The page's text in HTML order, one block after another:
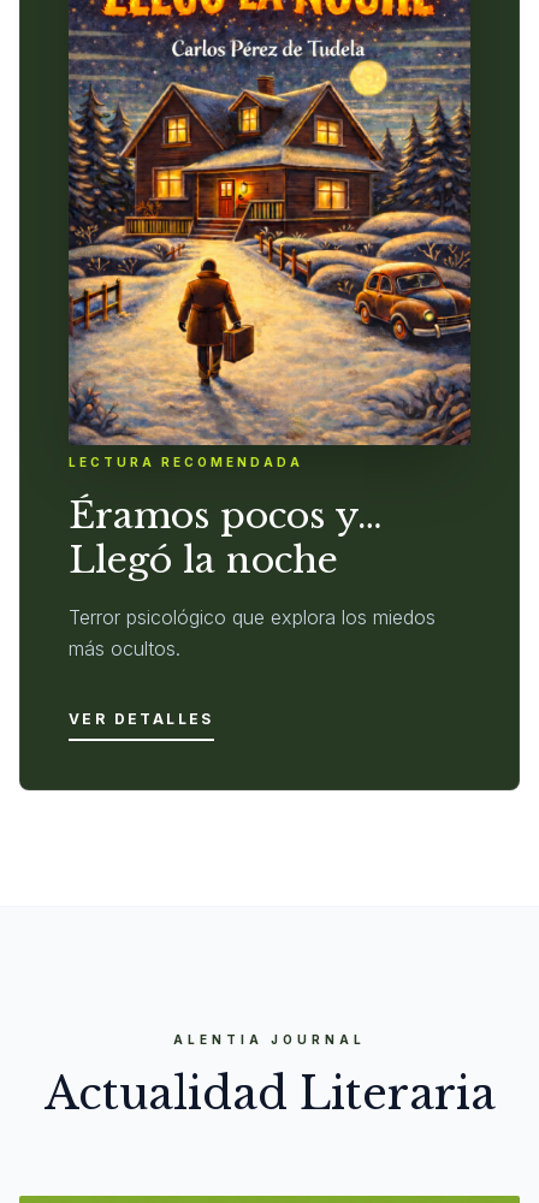
LECTURA RECOMENDADA
Éramos pocos y…
Llegó la noche
Terror psicológico que explora los miedos
más ocultos.
VER DETALLES
ALENTIA JOURNAL
Actualidad Literaria